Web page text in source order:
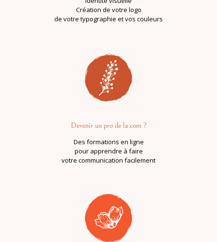
Création de votre logo
de votre typographie et vos couleurs
Devenir un pro de la com ?
Des formations en ligne
pour apprendre à faire
votre communication facilement